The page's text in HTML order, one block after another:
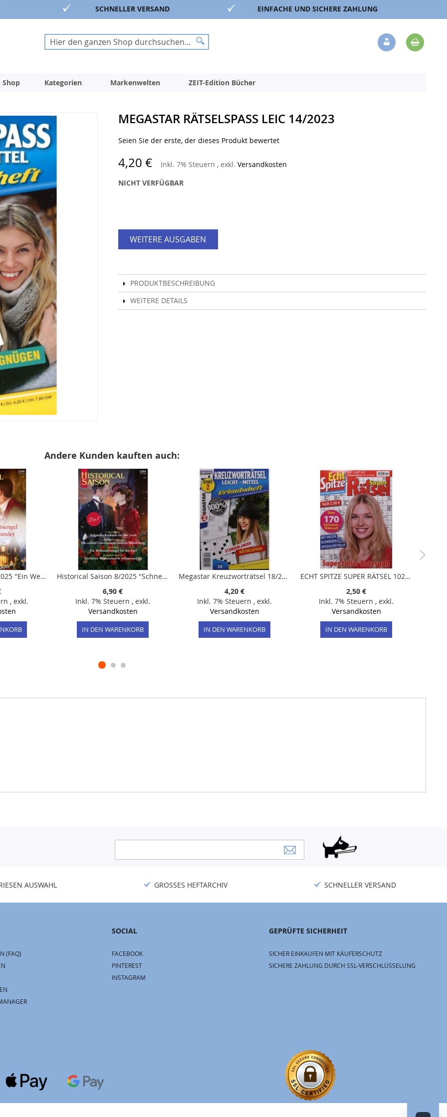
SCHNELLER VERSAND EINFACHE UND SICHERE ZAHLUNG
Suche
Suche
Veränderung
Shop Kategorien Markenwelten ZEIT-Edition Bücher
MEGASTAR RÄTSELSPASS LEIC 14/2023
Seien Sie der erste, der dieses Produkt bewertet
4,20 € Inkl. 7% Steuern , exkl. Versandkosten
NICHT VERFÜGBAR
WEITERE AUSGABEN
PRODUKTBESCHREIBUNG
WEITERE DETAILS
Andere Kunden kauften auch:
Historical Gold 11/2025 "Ein Weihnachtsengel für den Highlander"
, exkl.
Historical Saison 8/2025 "Schneeflockenküsse für den Lord"
6,90 €
Inkl. 7% Steuern , exkl.
Versandkosten
IN DEN WARENKORB
Megastar Kreuzworträtsel 18/2024
4,20 €
Inkl. 7% Steuern , exkl.
Versandkosten
IN DEN WARENKORB
ECHT SPITZE SUPER RÄTSEL 102/2026
2,50 €
Inkl. 7% Steuern , exkl.
Versandkosten
IN DEN WARENKORB
Newsletter:
AUSWAHL GROSSES HEFTARCHIV SCHNELLER VERSAND
(FAQ)
SOCIAL
FACEBOOK
PINTEREST
INSTAGRAM
GEPRÜFTE SICHERHEIT
SICHER EINKAUFEN MIT KÄUFERSCHUTZ
SICHERE ZAHLUNG DURCH SSL-VERSCHLÜSSELUNG